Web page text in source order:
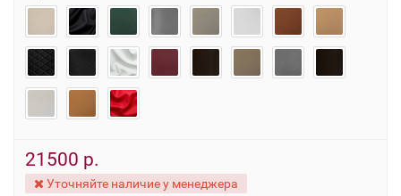
21500 р.
Уточняйте наличие у менеджера